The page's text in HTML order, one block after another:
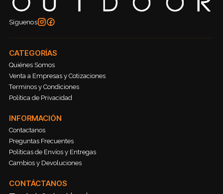
Síguenos
CATEGORÍAS
Quiénes Somos
Venta a Empresas y Cotizaciones
Terminos y Condiciones
Política de Privacidad
INFORMACIÓN
Contactanos
Preguntas Frecuentes
Políticas de Envíos y Entregas
Cambios y Devoluciones
CONTÁCTANOS